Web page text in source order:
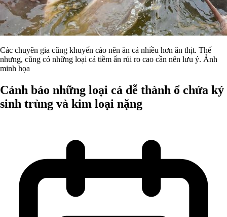
Các chuyên gia cũng khuyến cáo nên ăn cá nhiều hơn ăn thịt. Thế
nhưng, cũng có những loại cá tiềm ẩn rủi ro cao cần nên lưu ý. Ảnh
minh họa
Cảnh báo những loại cá dễ thành ổ chứa ký
sinh trùng và kim loại nặng